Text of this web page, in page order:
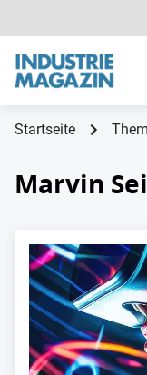
Startseite
Marvin